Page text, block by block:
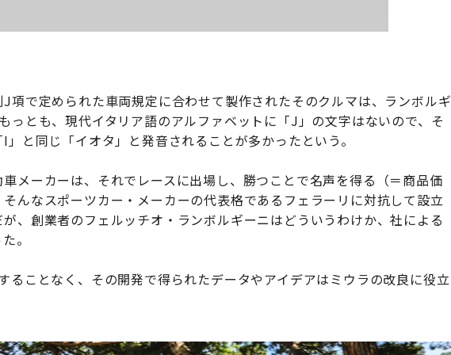
項で定められた車両規定に合わせて製作されたそのクルマは、ランボルギ
っとも、現代イタリア語のアルファベットに「J」の文字はないので、そ
と同じ「イオタ」と発音されることが多かったという。
メーカーは、それでレースに出場し、勝つことで名声を得る（＝商品価
んなスポーツカー・メーカーの代表格であるフェラーリに対抗して設立
、創業者のフェルッチオ・ランボルギーニはどういうわけか、社による
。
ることなく、その開発で得られたデータやアイデアはミウラの改良に役立